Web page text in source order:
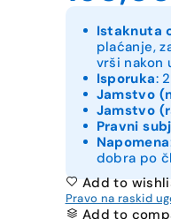
Istaknuta
plaćanje,
vrši nakon
Isporuka:
Jamstvo
Jamstvo
Pravni
Napomena
dobra po
Add to
Pravo na raskid
Add to